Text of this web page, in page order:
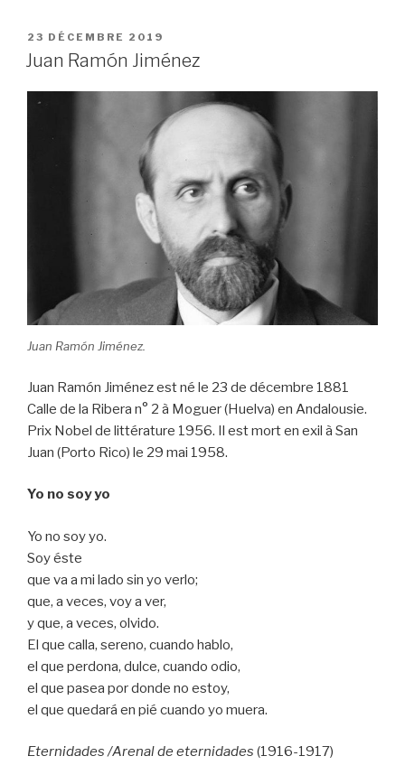
c
e
b
tt
er
ail
k
et er
PUBLIÉ
LE
23 DÉCEMBRE 2019
Juan Ramón Jiménez
Juan Ramón Jiménez.
Juan Ramón Jiménez est né le 23 de décembre 1881
Calle de la Ribera n° 2 à Moguer (Huelva) en Andalousie.
Prix Nobel de littérature 1956. Il est mort en exil à San
Juan (Porto Rico) le 29 mai 1958.
Yo no soy yo
Yo no soy yo.
Soy éste
que va a mi lado sin yo verlo;
que, a veces, voy a ver,
y que, a veces, olvido.
El que calla, sereno, cuando hablo,
el que perdona, dulce, cuando odio,
el que pasea por donde no estoy,
el que quedará en pié cuando yo muera.
Eternidades /Arenal de eternidades (1916-1917)